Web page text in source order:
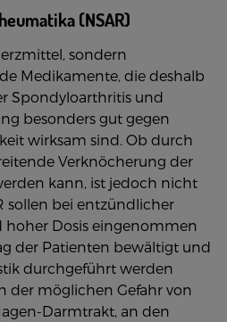
(NSAR)
sondern
Medikamente, die deshalb
Spondyloarthritis und
besonders gut gegen
wirksam sind. Ob durch
Verknöcherung der
kann, ist jedoch nicht
sollen bei entzündlicher
hoher Dosis eingenommen
der Patienten bewältigt und
durchgeführt werden
der möglichen Gefahr von
Darmtrakt, an den